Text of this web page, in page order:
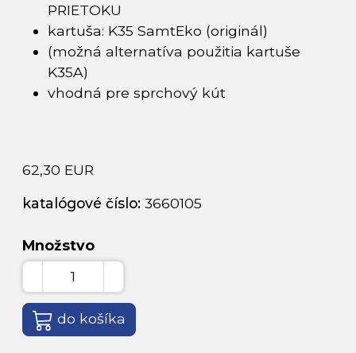
PRIETOKU
kartuša: K35 SamtEko (originál)
(možná alternatíva použitia kartuše
K35A)
vhodná pre sprchový kút
62,30 EUR
katalógové číslo: 3660105
Množstvo
do košíka